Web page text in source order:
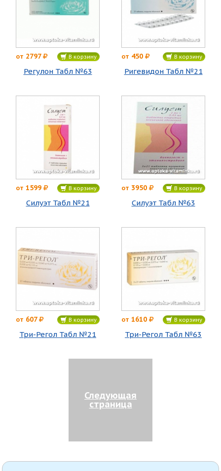
от 2797 В корзину
Регулон Табл №63
от 450 В корзину
Ригевидон Табл №21
от 1599 В корзину
Силуэт Табл №21
от 3950 В корзину
Силуэт Табл №63
от 607 В корзину
Три-Регол Табл №21
от 1610 В корзину
Три-Регол Табл №63
Следующая
страница